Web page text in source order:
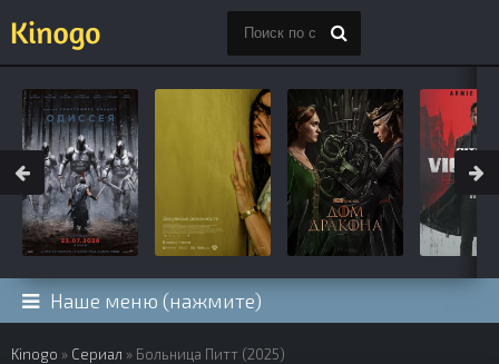
Наше меню (нажмите)
Kinogo » Сериал » Больница Питт (2025)